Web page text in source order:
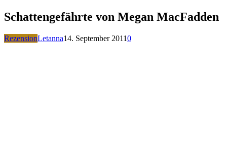
Schattengefährte von Megan MacFadden
RezensionLetanna14. September 20110